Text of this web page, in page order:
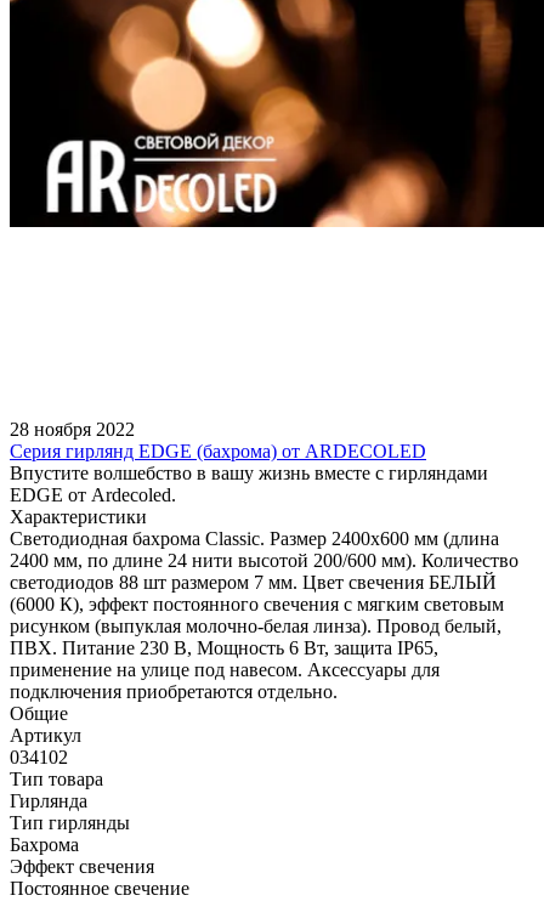
28 ноября 2022
Серия гирлянд EDGE (бахрома) от ARDECOLED
Впустите волшебство в вашу жизнь вместе с гирляндами
EDGE от Ardecoled.
Характеристики
Светодиодная бахрома Classic. Размер 2400x600 мм (длина
2400 мм, по длине 24 нити высотой 200/600 мм). Количество
светодиодов 88 шт размером 7 мм. Цвет свечения БЕЛЫЙ
(6000 К), эффект постоянного свечения с мягким световым
рисунком (выпуклая молочно-белая линза). Провод белый,
ПВХ. Питание 230 В, Мощность 6 Вт, защита IP65,
применение на улице под навесом. Аксессуары для
подключения приобретаются отдельно.
Общие
Артикул
034102
Тип товара
Гирлянда
Тип гирлянды
Бахрома
Эффект свечения
Постоянное свечение